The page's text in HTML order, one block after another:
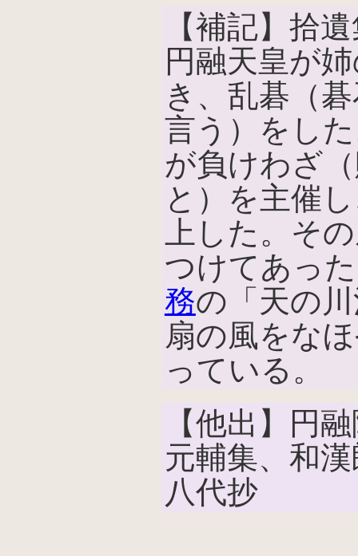
【補記】拾
円融天皇が
き、乱碁（
言う）をし
が負けわざ
と）を主催
上した。そ
つけてあっ
務の「天の
扇の風をな
っている。
【他出】円
元輔集、和
八代抄